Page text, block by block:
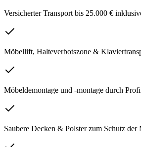
Versicherter Transport bis 25.000 €
Möbellift, Halteverbotszone &
Möbeldemontage und -montage durch
Saubere Decken & Polster zum Schutz der